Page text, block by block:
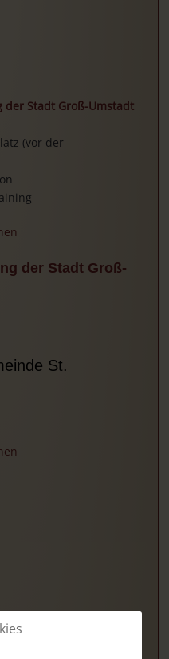
der Stadt Groß-Umstadt
(vor der
der Stadt Groß-
St.